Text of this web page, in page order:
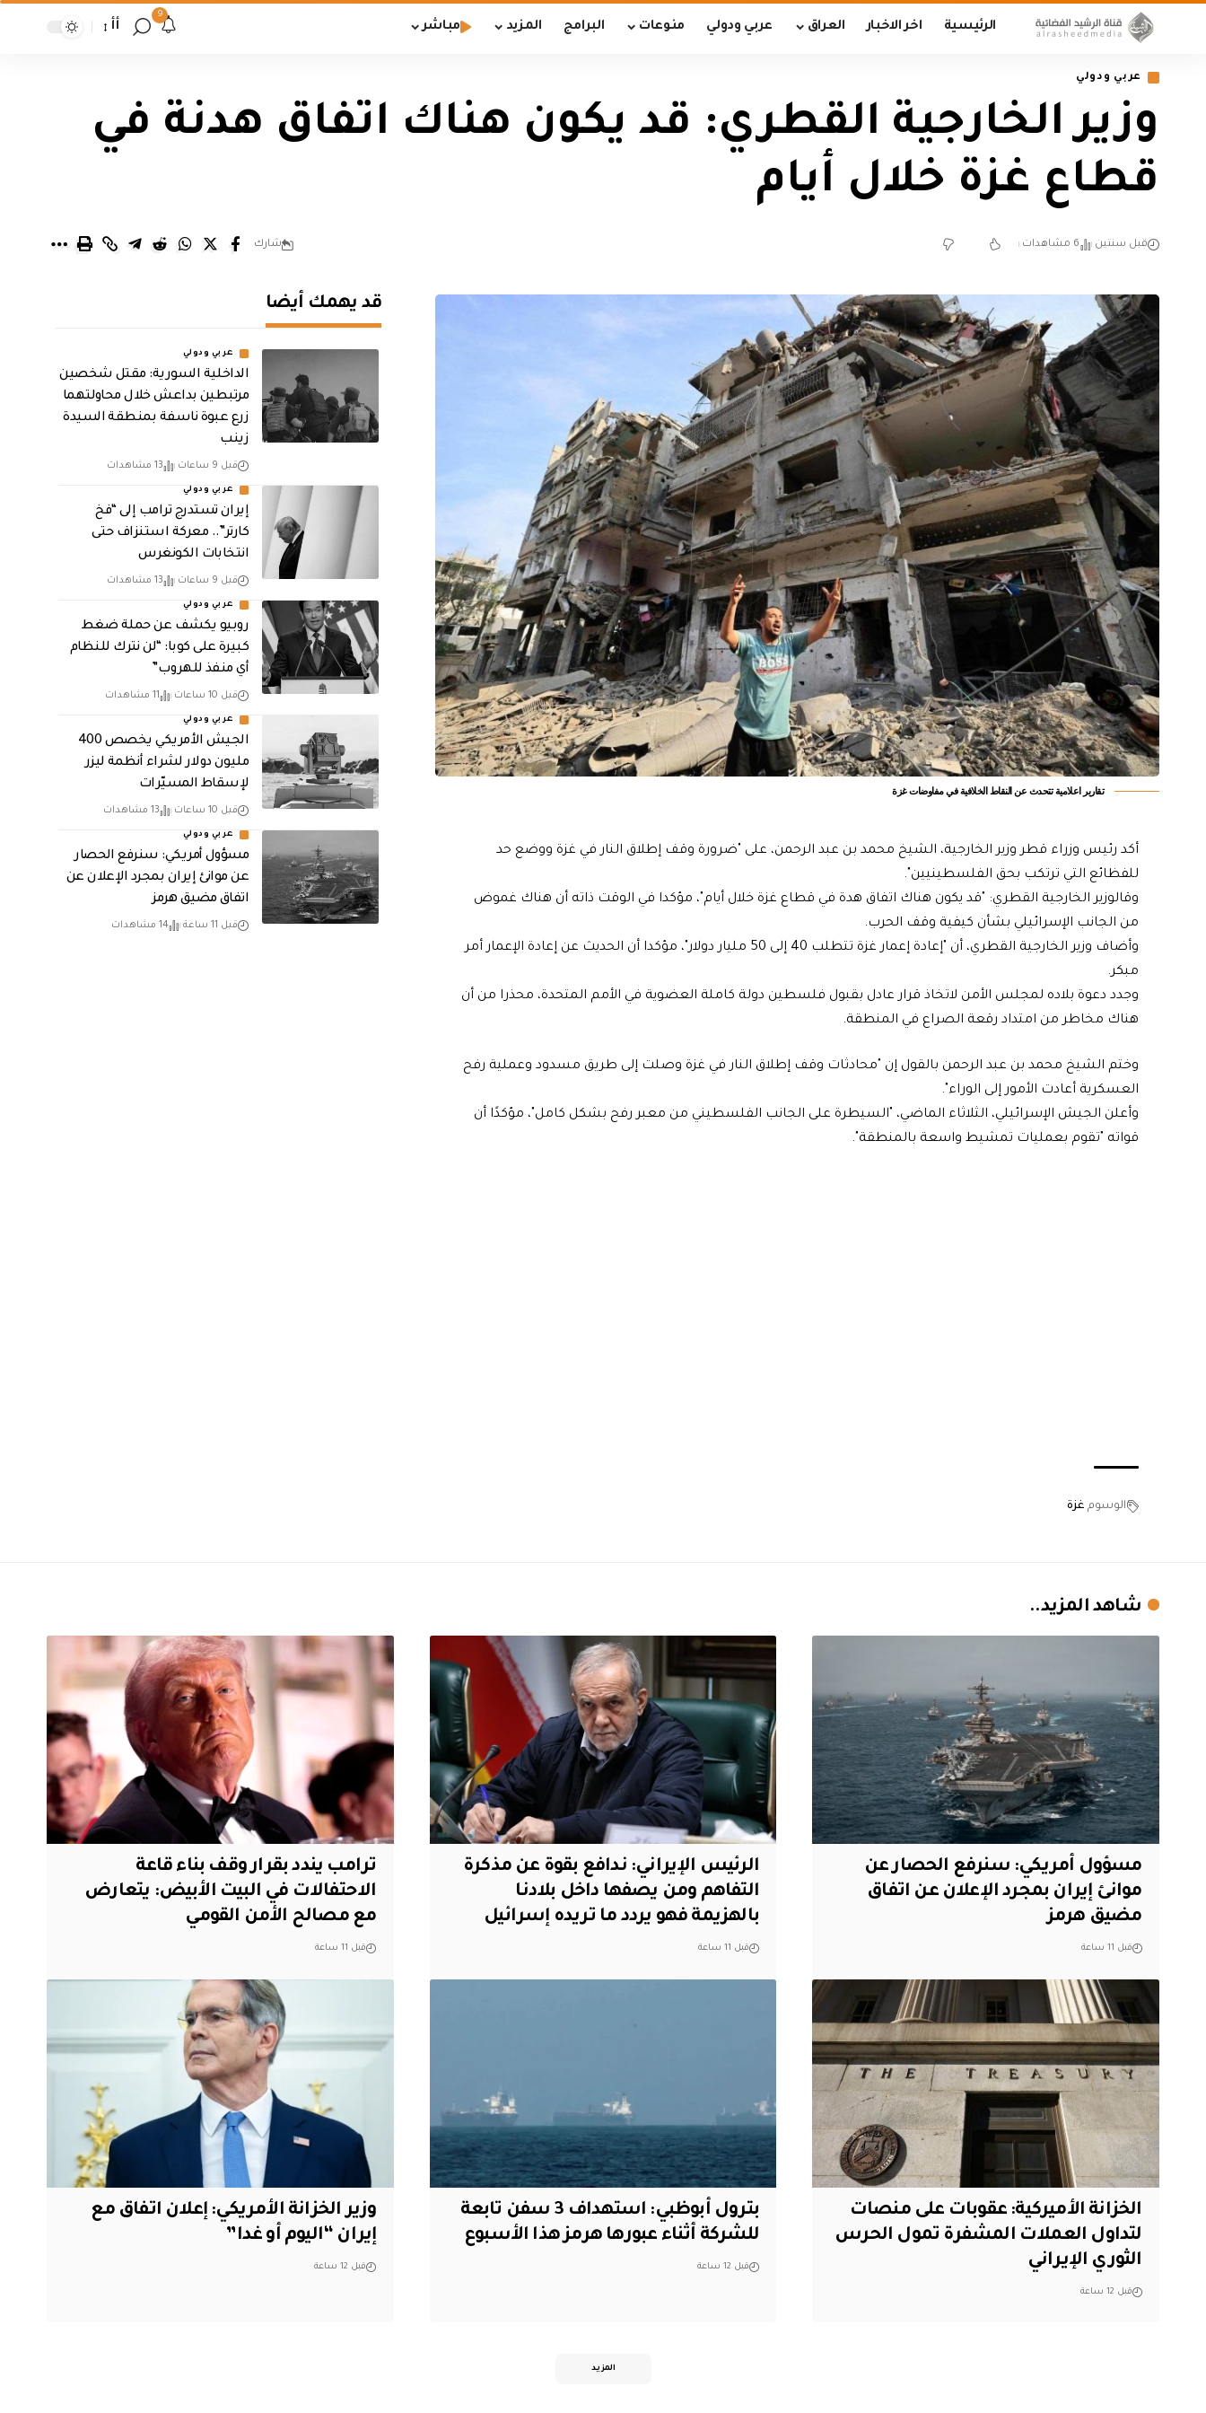
الرئيسية اخر الاخبار العراق عربي ودولي منوعات البرامج المزيد مباشر
9
أأ
عربي ودولي
وزير الخارجية القطري: قد يكون هناك اتفاق هدنة في
قطاع غزة خلال أيام
قبل سنتين 6 مشاهدات شارك
تقارير اعلامية تتحدث عن النقاط الخلافية في مفاوضات غزة
أكد رئيس وزراء قطر وزير الخارجية، الشيخ محمد بن عبد الرحمن، على "ضرورة وقف إطلاق النار في غزة ووضع حد
للفظائع التي ترتكب بحق الفلسطينيين".
وقالوزير الخارجية القطري: "قد يكون هناك اتفاق هدة في قطاع غزة خلال أيام"، مؤكدا في الوقت ذاته أن هناك غموض
من الجانب الإسرائيلي بشأن كيفية وقف الحرب.
وأضاف وزير الخارجية القطري، أن "إعادة إعمار غزة تتطلب 40 إلى 50 مليار دولار"، مؤكدا أن الحديث عن إعادة الإعمار أمر
مبكر.
وجدد دعوة بلاده لمجلس الأمن لاتخاذ قرار عادل بقبول فلسطين دولة كاملة العضوية في الأمم المتحدة، محذرا من أن
هناك مخاطر من امتداد رقعة الصراع في المنطقة.
وختم الشيخ محمد بن عبد الرحمن بالقول إن "محادثات وقف إطلاق النار في غزة وصلت إلى طريق مسدود وعملية رفح
العسكرية أعادت الأمور إلى الوراء".
وأعلن الجيش الإسرائيلي، الثلاثاء الماضي، "السيطرة على الجانب الفلسطيني من معبر رفح بشكل كامل"، مؤكدًا أن
قواته "تقوم بعمليات تمشيط واسعة بالمنطقة".
الوسوم غزة
قد يهمك أيضا
عربي ودولي
الداخلية السورية: مقتل شخصين
مرتبطين بداعش خلال محاولتهما
زرع عبوة ناسفة بمنطقة السيدة
زينب
قبل 9 ساعات 13 مشاهدات
عربي ودولي
إيران تستدرج ترامب إلى “فخ
كارتر”.. معركة استنزاف حتى
انتخابات الكونغرس
قبل 9 ساعات 13 مشاهدات
عربي ودولي
روبيو يكشف عن حملة ضغط
كبيرة على كوبا: “لن نترك للنظام
أي منفذ للهروب”
قبل 10 ساعات 11 مشاهدات
عربي ودولي
الجيش الأمريكي يخصص 400
مليون دولار لشراء أنظمة ليزر
لإسقاط المسيّرات
قبل 10 ساعات 13 مشاهدات
عربي ودولي
مسؤول أمريكي: سنرفع الحصار
عن موانئ إيران بمجرد الإعلان عن
اتفاق مضيق هرمز
قبل 11 ساعة 14 مشاهدات
شاهد المزيد..
مسؤول أمريكي: سنرفع الحصار عن
موانئ إيران بمجرد الإعلان عن اتفاق
مضيق هرمز
قبل 11 ساعة
الرئيس الإيراني: ندافع بقوة عن مذكرة
التفاهم ومن يصفها داخل بلادنا
بالهزيمة فهو يردد ما تريده إسرائيل
قبل 11 ساعة
ترامب يندد بقرار وقف بناء قاعة
الاحتفالات في البيت الأبيض: يتعارض
مع مصالح الأمن القومي
قبل 11 ساعة
الخزانة الأميركية: عقوبات على منصات
لتداول العملات المشفرة تمول الحرس
الثوري الإيراني
قبل 12 ساعة
بترول أبوظبي: استهداف 3 سفن تابعة
للشركة أثناء عبورها هرمز هذا الأسبوع
قبل 12 ساعة
وزير الخزانة الأمريكي: إعلان اتفاق مع
إيران “اليوم أو غدا”
قبل 12 ساعة
المزيد